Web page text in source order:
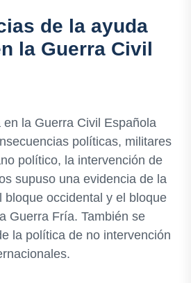
de la ayuda
la Guerra Civil
la Guerra Civil Española
políticas, militares
político, la intervención de
supuso una evidencia de la
bloque occidental y el bloque
Guerra Fría. También se
la política de no intervención